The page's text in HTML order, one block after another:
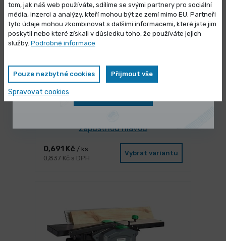
zápustnou hlavou
0,691 Kč / ks
0,837 Kč s DPH
Vybrat variantu
tom, jak náš web používáte, sdílíme se svými partnery pro sociální
média, inzerci a analýzy, kteří mohou být ze zemí mimo EU. Partneři
tyto údaje mohou zkombinovat s dalšími informacemi, které jste jim
poskytli nebo které získali v důsledku toho, že používáte jejich
služby. Podrobné informace
Pouze nezbytné cookies Přijmout vše
Spravovat cookies
Výprodej skladových zásob
Vybrané produkty nyní pořídíte za